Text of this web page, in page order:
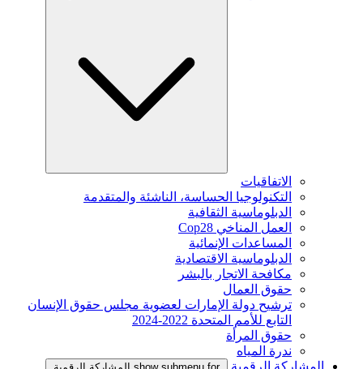
الاتفاقيات
التكنولوجيا الحساسة، الناشئة والمتقدمة
الدبلوماسية الثقافية
العمل المناخي Cop28
المساعدات الإنمائية
الدبلوماسية الاقتصادية
مكافحة الاتجار بالبشر
حقوق العمال
ترشيح دولة الإمارات لعضوية مجلس حقوق الإنسان
التابع للأمم المتحدة 2022-2024
حقوق المرأة
ندرة المياه
المشاركة الرقمية